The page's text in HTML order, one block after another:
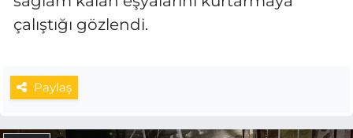
çalıştığı gözlendi.
Paylaş